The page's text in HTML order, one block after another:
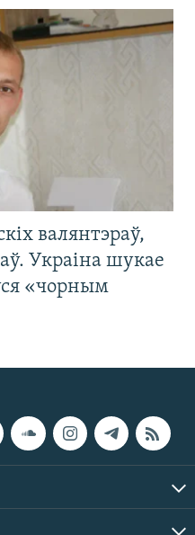
валянтэраў,
Украіна шукае
«чорным